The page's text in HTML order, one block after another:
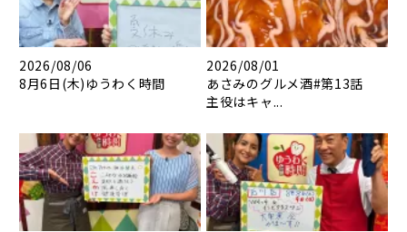
2026/08/06
8月6日(木)ゆうわく時間
2026/08/01
あさみのグルメ酒#第13話
主役はキャ...